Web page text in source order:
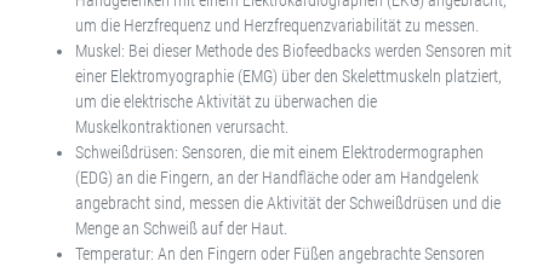
um die Herzfrequenz und Herzfrequenzvariabilität zu messen.
Muskel: Bei dieser Methode des Biofeedbacks werden Sensoren mit
einer Elektromyographie (EMG) über den Skelettmuskeln platziert,
um die elektrische Aktivität zu überwachen die
Muskelkontraktionen verursacht.
Schweißdrüsen: Sensoren, die mit einem Elektrodermographen
(EDG) an die Fingern, an der Handfläche oder am Handgelenk
angebracht sind, messen die Aktivität der Schweißdrüsen und die
Menge an Schweiß auf der Haut.
Temperatur: An den Fingern oder Füßen angebrachte Sensoren